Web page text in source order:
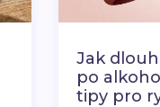
Jak
po
tipy pro